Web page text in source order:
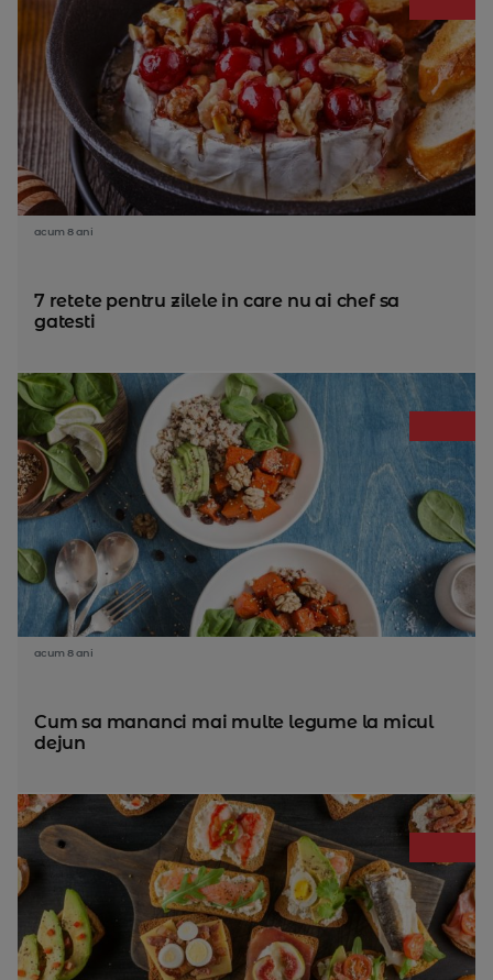
acum 8 ani
7 retete pentru zilele in care nu ai chef sa
gatesti
acum 8 ani
Cum sa mananci mai multe legume la micul
dejun